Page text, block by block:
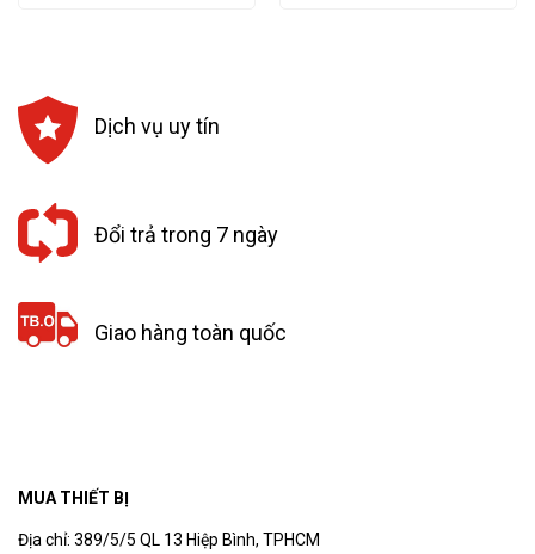
Dịch vụ uy tín
Đổi trả trong 7 ngày
Giao hàng toàn quốc
MUA THIẾT BỊ
Địa chỉ: 389/5/5 QL 13 Hiệp Bình, TPHCM